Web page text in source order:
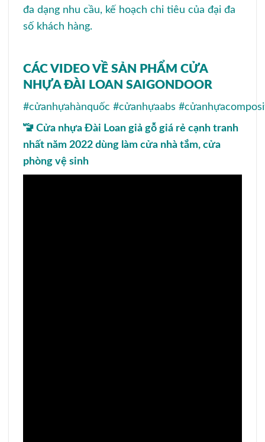
đa dạng nhu cầu, kế hoạch chi tiêu của đại đa
số khách hàng.
CÁC VIDEO VỀ SẢN PHẨM CỬA
NHỰA ĐÀI LOAN SAIGONDOOR
#cửanhựahànquốc #cửanhựaabs
🚾 Cửa nhựa Đài Loan giả gỗ giá rẻ cạnh tranh
nhất năm 2022 dùng làm cửa nhà tắm, cửa
phòng vệ sinh